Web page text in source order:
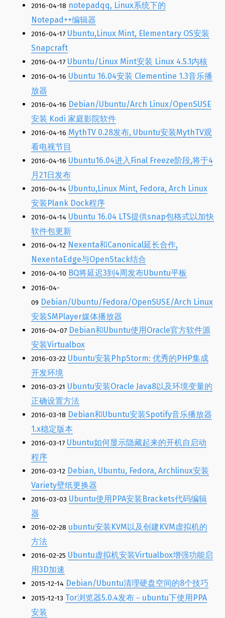
2016-04-18 notepadqq, Linux系统下的
Notepad++编辑器
2016-04-17 Ubuntu,Linux Mint, Elementary OS安装
Snapcraft
2016-04-17 Ubuntu/Linux Mint安装 Linux 4.5.1内核
2016-04-16 Ubuntu 16.04安装 Clementine 1.3音乐播
放器
2016-04-16 Debian/Ubuntu/Arch Linux/OpenSUSE
安装 Kodi 家庭影院软件
2016-04-16 MythTV 0.28发布, Ubuntu安装MythTV观
看电视节目
2016-04-16 Ubuntu16.04进入Final Freeze阶段,将于4
月21日发布
2016-04-14 Ubuntu,Linux Mint, Fedora, Arch Linux
安装Plank Dock程序
2016-04-14 Ubuntu 16.04 LTS提供snap包格式以加快
软件包更新
2016-04-12 Nexenta和Canonical延长合作,
NexentaEdge与OpenStack结合
2016-04-10 BQ将延迟3到4周发布Ubuntu平板
2016-04-
09 Debian/Ubuntu/Fedora/OpenSUSE/Arch Linux
安装SMPlayer媒体播放器
2016-04-07 Debian和Ubuntu使用Oracle官方软件源
安装Virtualbox
2016-03-22 Ubuntu安装PhpStorm: 优秀的PHP集成
开发环境
2016-03-21 Ubuntu安装Oracle Java8以及环境变量的
正确设置方法
2016-03-18 Debian和Ubuntu安装Spotify音乐播放器
1.x稳定版本
2016-03-17 Ubuntu如何显示隐藏起来的开机自启动
程序
2016-03-12 Debian, Ubuntu, Fedora, Archlinux安装
Variety壁纸更换器
2016-03-03 Ubuntu使用PPA安装Brackets代码编辑
器
2016-02-28 ubuntu安装KVM以及创建KVM虚拟机的
方法
2016-02-25 Ubuntu虚拟机安装Virtualbox增强功能启
用3D加速
2015-12-14 Debian/Ubuntu清理硬盘空间的8个技巧
2015-12-13 Tor浏览器5.0.4发布－ubuntu下使用PPA
安装